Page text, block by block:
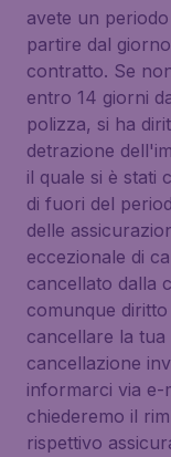
avete un
partire dal
contratto. Se
entro 14 giorni
polizza, si ha
detrazione
il quale si è stati
di fuori del
delle
eccezionale di
cancellato dalla
comunque
cancellare la tua
cancellazione
informarci via e-
chiederemo il
rispettivo